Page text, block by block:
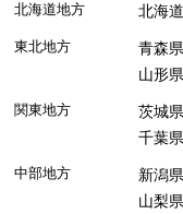
北海道地方 北海道
東北地方 青森県
山形県
関東地方 茨城県
千葉県
中部地方 新潟県
山梨県